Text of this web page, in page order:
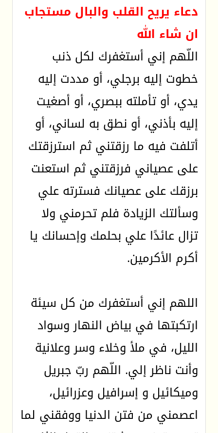
دعاء يريح القلب والبال مستجاب
ان شاء الله
اللّهم إني أستغفرك لكل ذنب
خطوت إليه برجلي، أو مددت إليه
يدي، أو تأملته ببصري، أو أصغيت
إليه بأذني، أو نطق به لساني، أو
أتلفت فيه ما رزقتني ثم استرزقتك
على عصياني فرزقتني ثم استعنت
برزقك على عصيانك فسترته علي
وسألتك الزيادة فلم تحرمني ولا
تزال عائدًا علي بحلمك وإحسانك يا
أكرم الأكرمين.
اللهم إني أستغفرك من كل سيئة
ارتكبتها في بياض النهار وسواد
الليل، في ملأ وخلاء وسر وعلانية
وأنت ناظر إلي. اللّهم ربّ جبريل
وميكائيل و إسرافيل وعزرائيل،
اعصمني من فتن الدنيا ووفقني لما